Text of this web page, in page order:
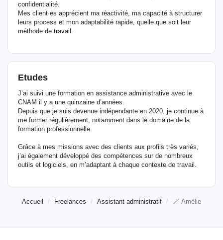
confidentialité.
Mes client·es apprécient ma réactivité, ma capacité à structurer
leurs process et mon adaptabilité rapide, quelle que soit leur
méthode de travail.
Etudes
J’ai suivi une formation en assistance administrative avec le
CNAM il y a une quinzaine d’années.
Depuis que je suis devenue indépendante en 2020, je continue à
me former régulièrement, notamment dans le domaine de la
formation professionnelle.
Grâce à mes missions avec des clients aux profils très variés,
j’ai également développé des compétences sur de nombreux
outils et logiciels, en m’adaptant à chaque contexte de travail.
Accueil Freelances Assistant administratif 🪄 Amélie